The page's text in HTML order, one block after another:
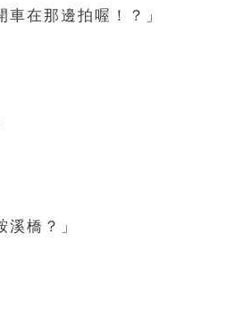
在那邊拍喔！？」
橋？」